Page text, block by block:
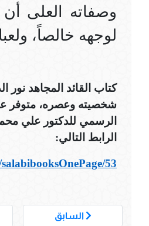
وصفاته العلى
لوجهه خالصاً،
كتاب القائد المجاهد نور
شخصيته وعصره، متوفر
الرسمي للدكتور علي
الرابط التالي:
53
السابق